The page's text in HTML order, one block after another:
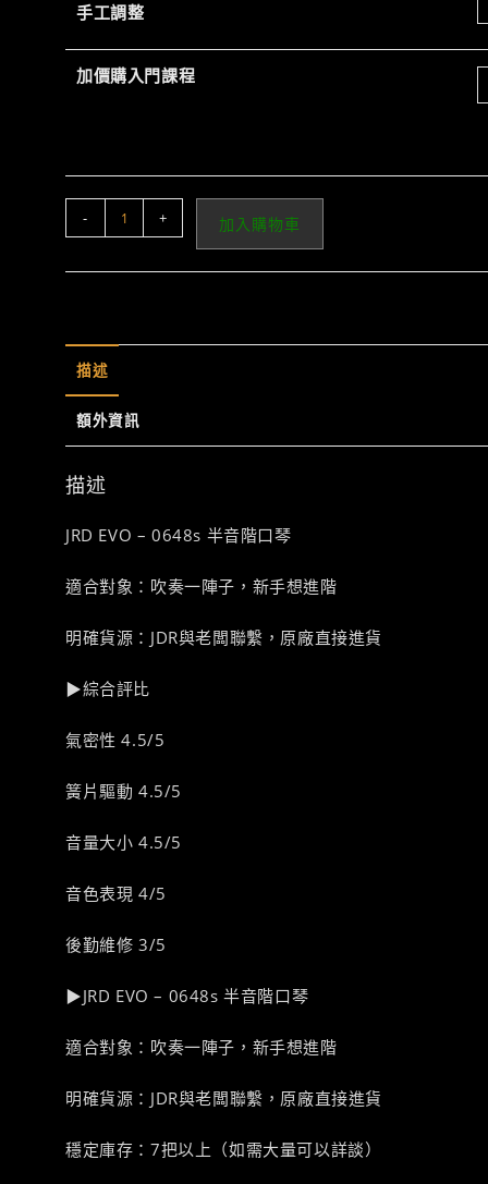
手工調整
加價購入門課程
EVO
量
- + 加入購物車
描述
額外資訊
描述
JRD EVO – 0648s 半音階口琴
適合對象：吹奏一陣子，新手想進階
明確貨源：JDR與老闆聯繫，原廠直接進貨
▶綜合評比
氣密性 4.5/5
簧片驅動 4.5/5
音量大小 4.5/5
音色表現 4/5
後勤維修 3/5
▶JRD EVO – 0648s 半音階口琴
適合對象：吹奏一陣子，新手想進階
明確貨源：JDR與老闆聯繫，原廠直接進貨
穩定庫存：7把以上（如需大量可以詳談）